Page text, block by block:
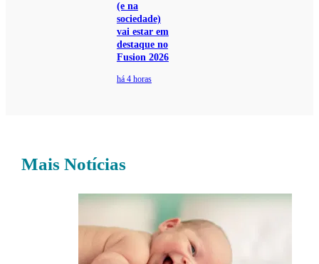
(e na
sociedade)
vai estar em
destaque no
Fusion 2026
há 4 horas
Mais Notícias